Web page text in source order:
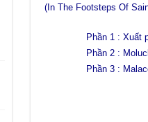
(In The Footsteps Of
Phần 1 : Xuất
Phần 2 :
Phần 3 :